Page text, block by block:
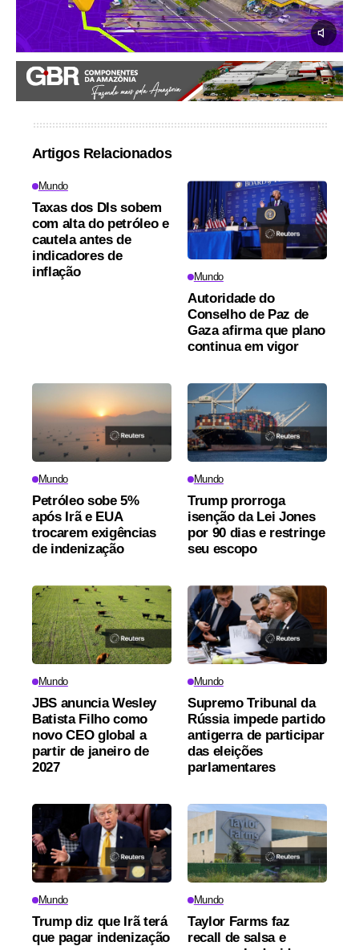
Artigos Relacionados
Mundo
Taxas dos DIs sobem
com alta do petróleo e
cautela antes de
indicadores de
inflação
Mundo
Autoridade do
Conselho de Paz de
Gaza afirma que plano
continua em vigor
Mundo
Petróleo sobe 5%
após Irã e EUA
trocarem exigências
de indenização
Mundo
Trump prorroga
isenção da Lei Jones
por 90 dias e restringe
seu escopo
Mundo
JBS anuncia Wesley
Batista Filho como
novo CEO global a
partir de janeiro de
2027
Mundo
Supremo Tribunal da
Rússia impede partido
antigerra de participar
das eleições
parlamentares
Mundo
Trump diz que Irã terá
que pagar indenização
Mundo
Taylor Farms faz
recall de salsa e